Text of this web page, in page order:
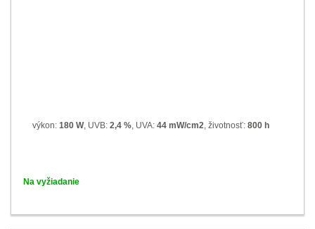
výkon: 180 W, UVB: 2,4 %, UVA: 44 mW/cm2, životnosť: 800 h
Na vyžiadanie